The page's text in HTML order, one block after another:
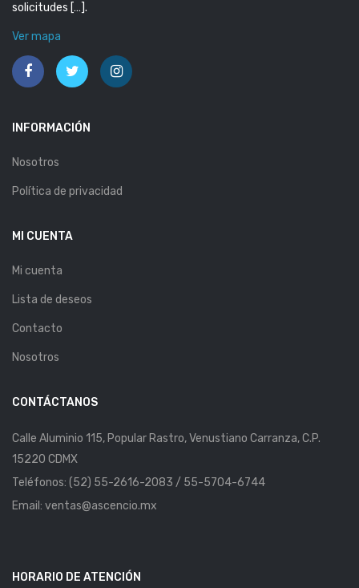
solicitudes […].
Ver mapa
INFORMACIÓN
Nosotros
Política de privacidad
MI CUENTA
Mi cuenta
Lista de deseos
Contacto
Nosotros
CONTÁCTANOS
Calle Aluminio 115, Popular Rastro, Venustiano Carranza, C.P.
15220 CDMX
Teléfonos: (52) 55-2616-2083 / 55-5704-6744
Email: ventas@ascencio.mx
HORARIO DE ATENCIÓN